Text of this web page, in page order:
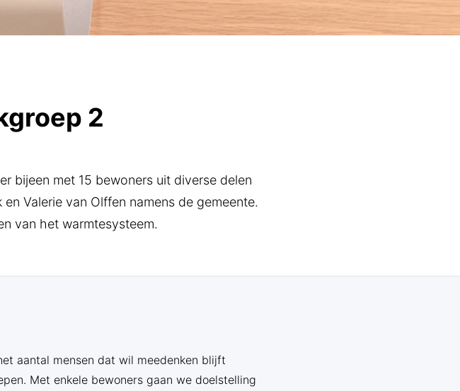
2
bijeen met 15 bewoners uit diverse delen
Valerie van Olffen namens de gemeente.
van het warmtesysteem.
aantal mensen dat wil meedenken blijft
Met enkele bewoners gaan we doelstelling